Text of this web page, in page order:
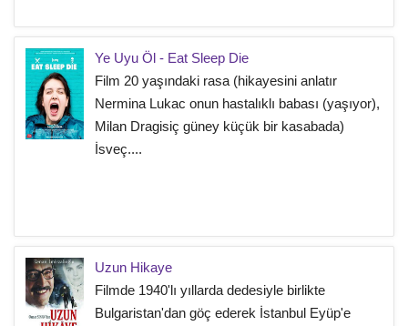
Ye Uyu Öl - Eat Sleep Die
Film 20 yaşındaki rasa (hikayesini anlatır
Nermina Lukac onun hastalıklı babası (yaşıyor),
Milan Dragisiç güney küçük bir kasabada)
İsveç....
Uzun Hikaye
Filmde 1940'lı yıllarda dedesiyle birlikte
Bulgaristan'dan göç ederek İstanbul Eyüp'e